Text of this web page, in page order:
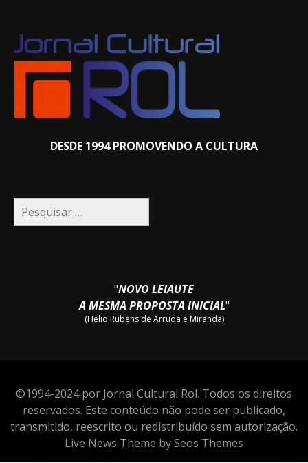
DESDE 1994 PROMOVENDO A CULTURA
Pesquisar
por:
"NOVO LEIAUTE
A MESMA PROPOSTA INICIAL"
(Helio Rubens de Arruda e Miranda)
©1994-2024 por Jornal Cultural Rol. Todos os direitos
reservados. Este conteúdo não pode ser publicado,
transmitido, reescrito ou redistribuído sem autorização.
Live News Theme by Seos Themes